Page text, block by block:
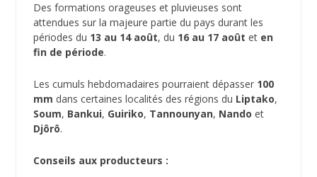
Des formations orageuses et pluvieuses sont
attendues sur la majeure partie du pays durant les
périodes du 13 au 14 août, du 16 au 17 août et en
fin de période.
Les cumuls hebdomadaires pourraient dépasser 100
mm dans certaines localités des régions du Liptako,
Soum, Bankui, Guiriko, Tannounyan, Nando et
Djôrô.
Conseils aux producteurs :